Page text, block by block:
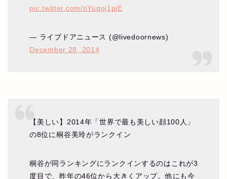
pic.twitter.com/nYuqoj1piE
— ライブドアニュース (@livedoornews)
December 28, 2014
【美しい】2014年「世界で最も美しい顔100人」
の8位に桐谷美玲がランクイン
桐谷が同ランキングにランクインするのはこれが3
度目で、昨年の46位から大きくアップ。他にも今